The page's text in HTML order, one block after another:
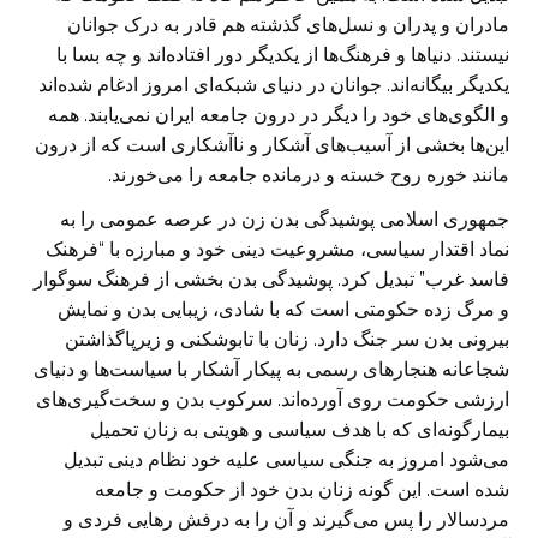
مادران و پدران و نسل‌های گذشته هم قادر به درک جوانان
نیستند. دنیاها و فرهنگ‌ها از یکدیگر دور افتاده‌اند و چه بسا با
یکدیگر بیگانه‌اند. جوانان در دنیای شبکه‌ای امروز ادغام شده‌اند
و الگوی‌های خود را دیگر در درون جامعه ایران نمی‌یابند. همه
این‌ها بخشی از آسیب‌های آشکار و ناآشکاری است که از درون
مانند خوره روح خسته و درمانده جامعه را می‌خورند.
جمهوری اسلامی پوشیدگی بدن زن در عرصه عمومی را به
نماد اقتدار سیاسی، مشروعیت دینی خود و مبارزه با “فرهنک
فاسد غرب” تبدیل کرد. پوشیدگی بدن بخشی از فرهنگ سوگوار
و مرگ زده حکومتی است که با شادی، زیبایی بدن و نمایش
بیرونی بدن سر جنگ دارد. زنان با تابوشکنی و زیرپاگذاشتن
شجاعانه هنجارهای رسمی به پیکار آشکار با سیاست‌ها و دنیای
ارزشی حکومت روی آورده‌اند. سرکوب بدن و سخت‌گیری‌های
بیمارگونه‌ای که با هدف سیاسی و هویتی به زنان تحمیل
می‌شود امروز به جنگی سیاسی علیه خود نظام دینی تبدیل
شده است. این گونه زنان بدن خود از حکومت و جامعه
مردسالار را پس می‌گیرند و آن را به درفش رهایی فردی و